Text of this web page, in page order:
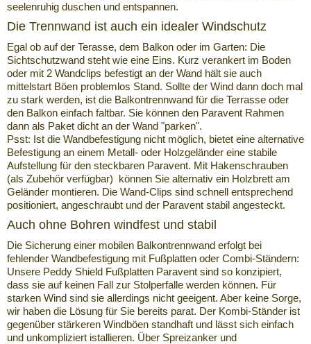
seelenruhig duschen und entspannen.
Die Trennwand ist auch ein idealer Windschutz
Egal ob auf der Terasse, dem Balkon oder im Garten: Die
Sichtschutzwand steht wie eine Eins. Kurz verankert im Boden
oder mit 2 Wandclips befestigt an der Wand hält sie auch
mittelstart Böen problemlos Stand. Sollte der Wind dann doch mal
zu stark werden, ist die Balkontrennwand für die Terrasse oder
den Balkon einfach faltbar. Sie können den Paravent Rahmen
dann als Paket dicht an der Wand "parken".
Psst: Ist die Wandbefestigung nicht möglich, bietet eine alternative
Befestigung an einem Metall- oder Holzgeländer eine stabile
Aufstellung für den steckbaren Paravent. Mit Hakenschrauben
(als Zubehör verfügbar) können Sie alternativ ein Holzbrett am
Geländer montieren. Die Wand-Clips sind schnell entsprechend
positioniert, angeschraubt und der Paravent stabil angesteckt.
Auch ohne Bohren windfest und stabil
Die Sicherung einer mobilen Balkontrennwand erfolgt bei
fehlender Wandbefestigung mit Fußplatten oder Combi-Ständern:
Unsere Peddy Shield Fußplatten Paravent sind so konzipiert,
dass sie auf keinen Fall zur Stolperfalle werden können. Für
starken Wind sind sie allerdings nicht geeigent. Aber keine Sorge,
wir haben die Lösung für Sie bereits parat. Der Kombi-Ständer ist
gegenüber stärkeren Windböen standhaft und lässt sich einfach
und unkompliziert istallieren. Über Spreizanker und